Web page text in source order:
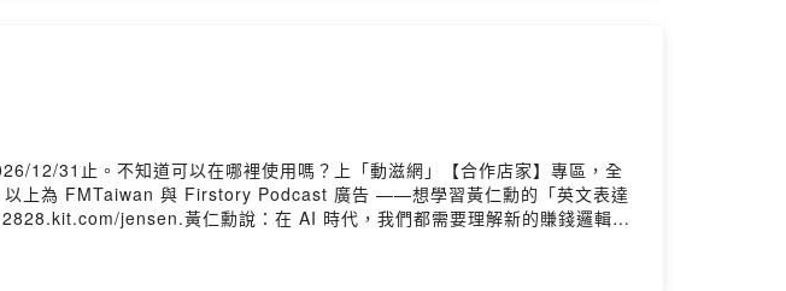
12/31止。不知道可以在哪裡使用嗎？上「動滋網」【合作店家】專區，全
上為 FMTaiwan 與 Firstory Podcast 廣告 ——想學習黃仁勳的「英文表達
jensen.黃仁勳說：在 AI 時代，我們都需要理解新的賺錢邏輯恩
~ 如果想收到我每周用心撰寫，淺顯易懂的英文教學文章，歡迎「免費訂